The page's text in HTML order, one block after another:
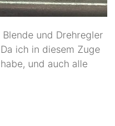
und Drehregler
ich in diesem Zuge
und auch alle